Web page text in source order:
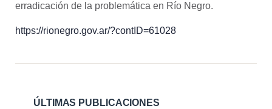
erradicación de la problemática en Río Negro.
https://rionegro.gov.ar/?contID=61028
ÚLTIMAS PUBLICACIONES